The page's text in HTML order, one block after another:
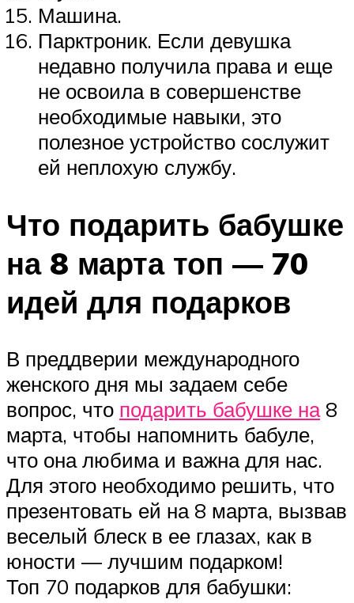
Машина.
Парктроник. Если девушка
недавно получила права и еще
не освоила в совершенстве
необходимые навыки, это
полезное устройство сослужит
ей неплохую службу.
Что подарить бабушке
на 8 марта топ — 70
идей для подарков
В преддверии международного
женского дня мы задаем себе
вопрос, что подарить бабушке на8
марта, чтобы напомнить бабуле,
что она любима и важна для нас.
Для этого необходимо решить, что
презентовать ей на 8 марта, вызвав
веселый блеск в ее глазах, как в
юности — лучшим подарком!
Топ 70 подарков для бабушки: